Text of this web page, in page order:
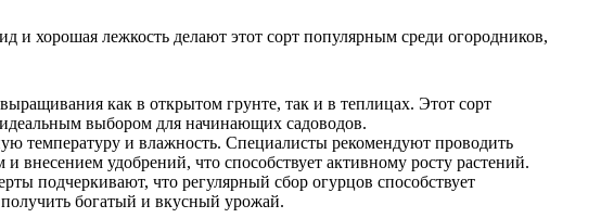
и хорошая лежкость делают этот сорт популярным среди огородников,
как в открытом грунте, так и в теплицах. Этот сорт
выбором для начинающих садоводов.
температуру и влажность. Специалисты рекомендуют проводить
удобрений, что способствует активному росту растений.
подчеркивают, что регулярный сбор огурцов способствует
богатый и вкусный урожай.